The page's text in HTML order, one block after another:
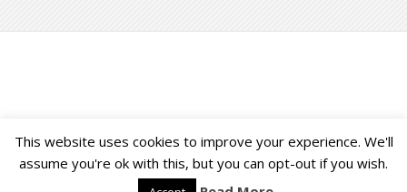
Buzz Ultra Copyright © 2026. Back to Top ↑
This website uses cookies to improve your experience. We'll
assume you're ok with this, but you can opt-out if you wish.